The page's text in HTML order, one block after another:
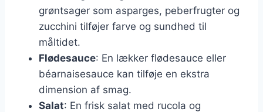
grøntsager som asparges, peberfrugter og
zucchini tilføjer farve og sundhed til
måltidet.
Flødesauce: En lækker flødesauce eller
béarnaisesauce kan tilføje en ekstra
dimension af smag.
Salat: En frisk salat med rucola og